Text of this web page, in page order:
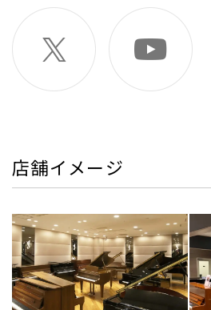
店舗イメージ